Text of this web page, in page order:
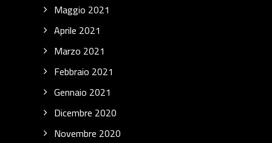
Maggio 2021
Aprile 2021
Marzo 2021
Febbraio 2021
Gennaio 2021
Dicembre 2020
Novembre 2020